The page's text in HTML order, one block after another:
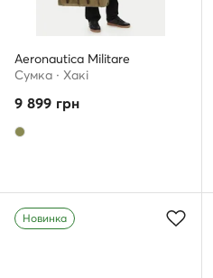
Aeronautica Militare
Сумка · Хакі
9 899 грн
Новинка